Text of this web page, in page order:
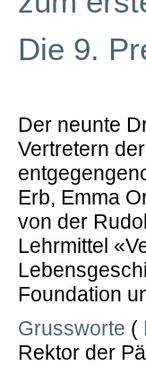
Die 9.
Der neunte
Vertretern
Erb, Emma
von der
Lehrmittel
Foundation
Grussworte (
Rektor der